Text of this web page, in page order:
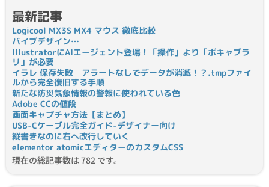
最新記事
Logicool MX3S MX4 マウス 徹底比較
バイブデザイン…
IllustratorにAIエージェント登場！「操作」より「ボキャブラ
リ」が必要
イラレ 保存失敗 アラートなしでデータが消滅！？.tmpファイ
ルから完全復旧する手順
新たな防災気象情報の警報に使われている色
Adobe CCの値段
画面キャプチャ方法【まとめ】
USB-Cケーブル完全ガイド-デザイナー向け
縦書きなのに右へ改行していく
elementor atomicエディターのカスタムCSS
現在の総記事数は 782 です。